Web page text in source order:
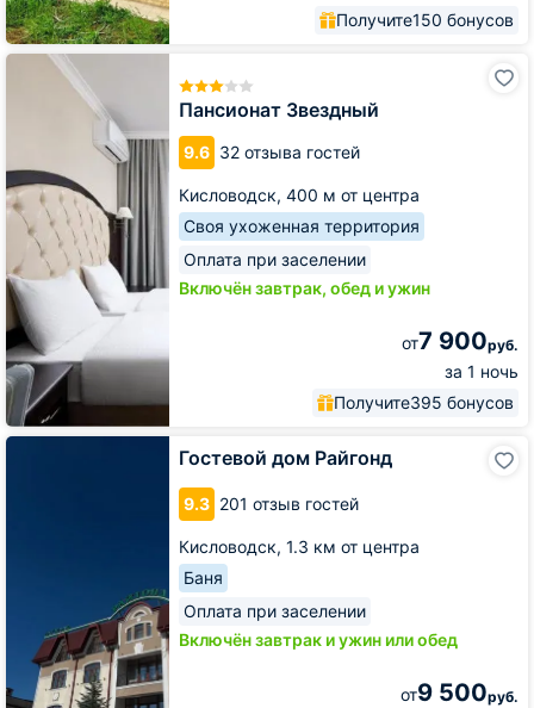
Получите150 бонусов
Пансионат Звездный
9.6 32 отзыва гостей
Кисловодск, 400 м от центра
Своя ухоженная территория
Оплата при заселении
Включён завтрак, обед и ужин
от7 900руб.
за 1 ночь
Получите395 бонусов
Пансионат
Звездный
Гостевой дом Райгонд
9.3 201 отзыв гостей
Кисловодск, 1.3 км от центра
Баня
Оплата при заселении
Включён завтрак и ужин или обед
от9 500руб.
Гостевой